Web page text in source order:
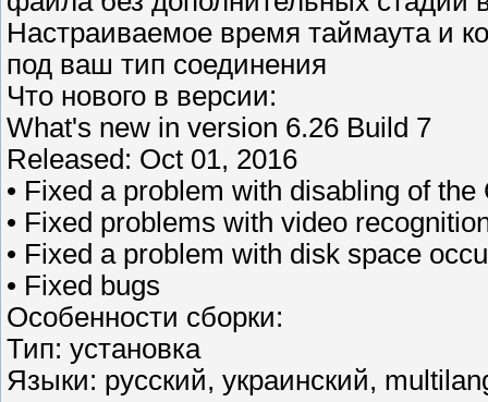
Настраиваемое время таймаута и
под ваш тип соединения
Что нового в версии:
What's new in version 6.26 Build 7
Released: Oct 01, 2016
• Fixed a problem with disabling of
• Fixed problems with video
• Fixed a problem with disk space
• Fixed bugs
Особенности сборки:
Тип: установка
Языки: русский, украинский,